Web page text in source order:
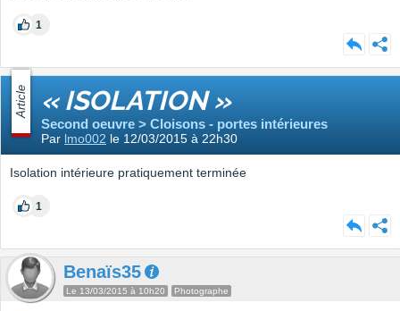
1
Article « ISOLATION »
Second oeuvre > Cloisons - portes intérieures
Par lmo002 le 12/03/2015 à 22h30
Isolation intérieure pratiquement terminée
1
Benaïs35
Le 13/03/2015 à 10h20 Photographe